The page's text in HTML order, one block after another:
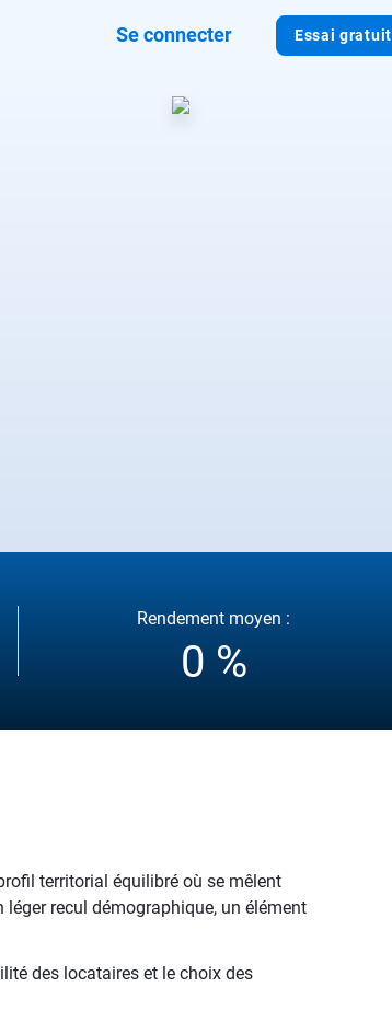
Essai gratuit
Se connecter
Rendement moyen :
0 %
territorial équilibré où se mêlent
recul démographique, un élément
des locataires et le choix des